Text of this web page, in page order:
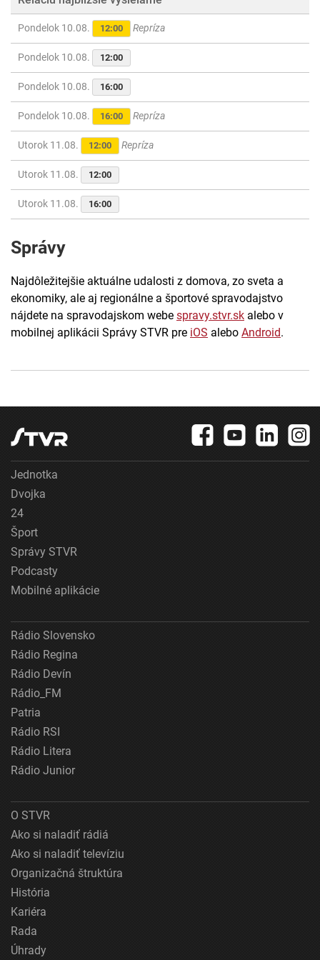
Pondelok 10.08. 12:00 Repríza
Pondelok 10.08. 12:00
Pondelok 10.08. 16:00
Pondelok 10.08. 16:00 Repríza
Utorok 11.08. 12:00 Repríza
Utorok 11.08. 12:00
Utorok 11.08. 16:00
Správy
Najdôležitejšie aktuálne udalosti z domova, zo sveta a
ekonomiky, ale aj regionálne a športové spravodajstvo
nájdete na spravodajskom webe spravy.stvr.sk alebo v
mobilnej aplikácii Správy STVR pre iOS alebo Android.
Jednotka
Dvojka
24
Šport
Správy STVR
Podcasty
Mobilné aplikácie
Rádio Slovensko
Rádio Regina
Rádio Devín
Rádio_FM
Patria
Rádio RSI
Rádio Litera
Rádio Junior
O STVR
Ako si naladiť rádiá
Ako si naladiť televíziu
Organizačná štruktúra
História
Kariéra
Rada
Úhrady